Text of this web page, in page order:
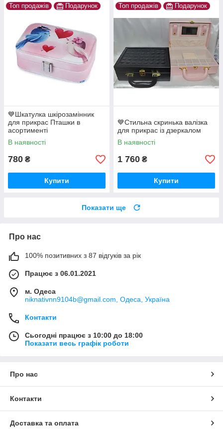
Топ продажів Подарунок
💙Шкатулка шкірозамінник
для прикрас Пташки в
асортименті
В наявності
780 ₴
Купити
Топ продажів Подарунок
💙Стильна скринька валізка
для прикрас із дзеркалом
В наявності
1 760 ₴
Купити
Показати ще
Про нас
100% позитивних з 87 відгуків за рік
Працює з 06.01.2021
м. Одеса
niknativnn9104b@gmail.com, Одеса, Україна
Контакти
Сьогодні працює з 10:00 до 18:00
Показати весь графік роботи
Про нас
Контакти
Доставка та оплата